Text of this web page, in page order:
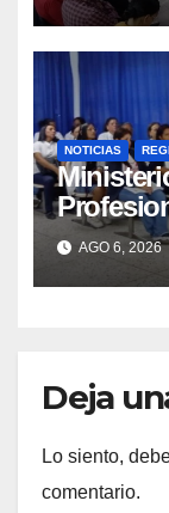
NOTICIAS
AGO 6, 2026
Deja
Lo siento,
comentario.